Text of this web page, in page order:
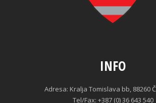
INFO
Adresa: Kralja Tomislava bb, 88260
Tel/Fax: +387 (0) 36 643 540